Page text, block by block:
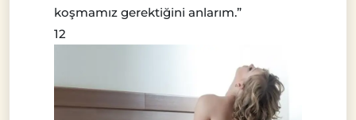
koşmamız gerektiğini anlarım.”
12